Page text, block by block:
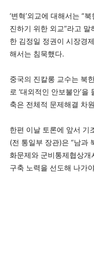
‘변혁’외교에 대해서는 “
진하기 위한 외교”라고
한 김정일 정권이 시장경
해서는 침묵했다.
중국의 진칼롱 교수는 북
로 ‘대외적인 안보불안’
축은 전체적 문제해결 차
한편 이날 토론에 앞서 기
(전 통일부 장관)은 “남과
화문제와 군비통제협상
구축 노력을 선도해 나가